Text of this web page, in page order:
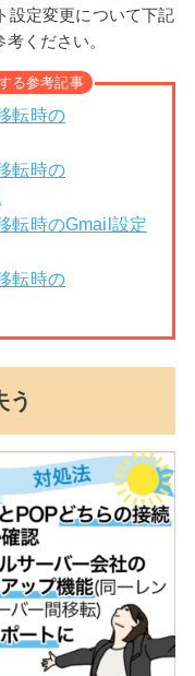
設定変更について下記
ください。
る参考記事
転時の
転時の
転時のGmail設定
転時の
う